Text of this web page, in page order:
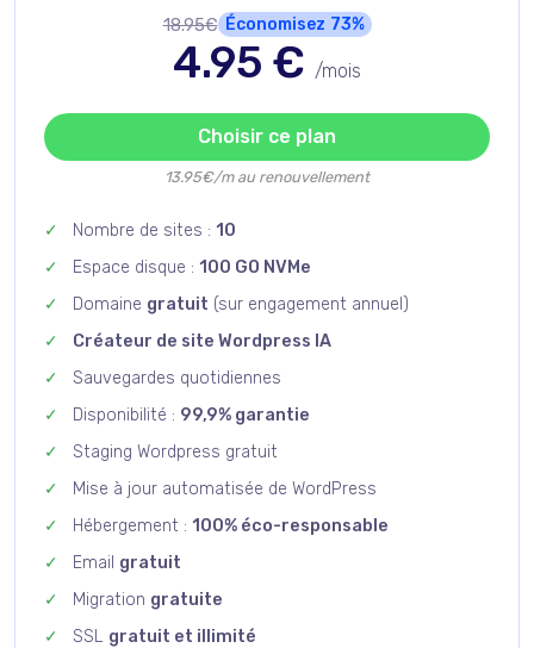
18.95€ Économisez 73%
4.95 € /mois
Choisir ce plan
13.95€/m au renouvellement
Nombre de sites : 10
Espace disque : 100 GO NVMe
Domaine gratuit (sur engagement annuel)
Créateur de site Wordpress IA
Sauvegardes quotidiennes
Disponibilité : 99,9% garantie
Staging Wordpress gratuit
Mise à jour automatisée de WordPress
Hébergement : 100% éco-responsable
Email gratuit
Migration gratuite
SSL gratuit et illimité